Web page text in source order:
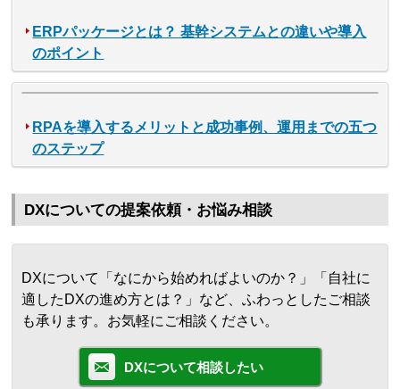
ERPパッケージとは？ 基幹システムとの違いや導入
のポイント
RPAを導入するメリットと成功事例、運用までの五つ
のステップ
DXについての提案依頼・お悩み相談
DXについて「なにから始めればよいのか？」「自社に
適したDXの進め方とは？」など、ふわっとしたご相談
も承ります。お気軽にご相談ください。
DXについて相談したい